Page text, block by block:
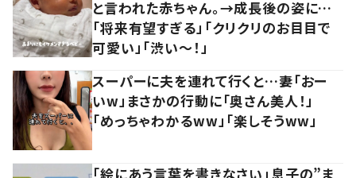
と言われた赤ちゃん。→成長後の姿に…
「将来有望すぎる」「クリクリのお目目で
可愛い」「渋い～！」
スーパーに夫を連れて行くと…妻「おー
いw」まさかの行動に「奥さん美人！」
「めっちゃわかるww」「楽しそうww」
「絵にあう言葉を書きなさい」息子の”ま